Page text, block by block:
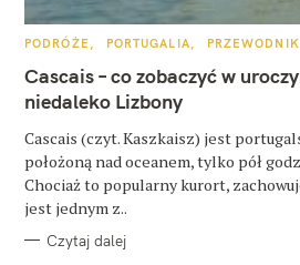
K
T
E
G
O
I
E
PODRÓŻE PORTUGALIA
Cascais – co zobaczyć w
niedaleko Lizbony
Cascais (czyt. Kaszkaisz) jest
położoną nad oceanem, tylko pół
Chociaż to popularny kurort,
jest jednym z..
Czytaj dalej